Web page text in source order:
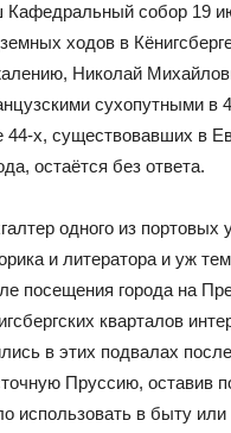
Кафедральный собор 19
ходов в
Николай
сухопутными в
44-х, существовавших в
остаётся без ответа.
одного из портовых
и литератора и уж
посещения города на
кварталов
в этих подвалах
Пруссию, оставив
использовать в быту